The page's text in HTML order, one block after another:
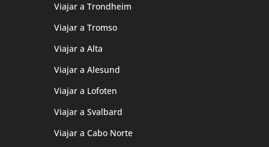
Viajar a Trondheim
Viajar a Tromso
Viajar a Alta
Viajar a Alesund
Viajar a Lofoten
Viajar a Svalbard
Viajar a Cabo Norte